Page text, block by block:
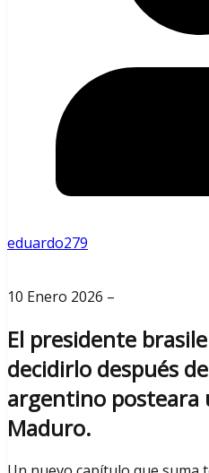
eduardo279
10 Enero 2026 –
El presidente
decidirlo después
argentino posteara
Maduro.